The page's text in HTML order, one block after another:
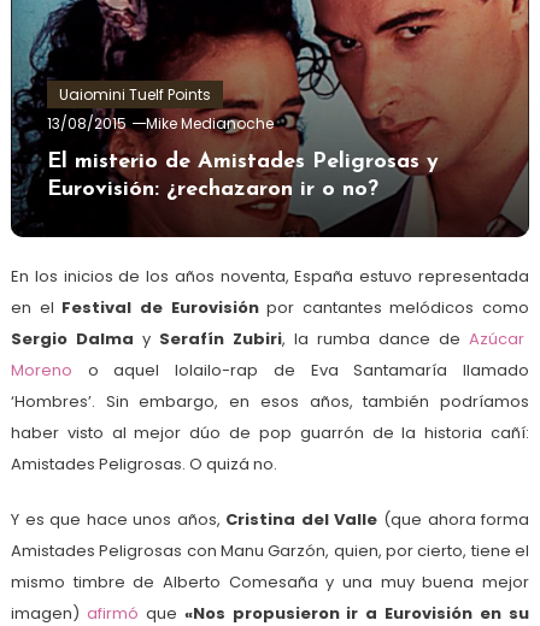
Uaiomini Tuelf Points
13/08/2015
Mike Medianoche
El misterio de Amistades Peligrosas y
Eurovisión: ¿rechazaron ir o no?
En los inicios de los años noventa, España estuvo representada
en el Festival de Eurovisiónpor cantantes melódicos como
Sergio Dalma y Serafín Zubiri, la rumba dance deAzúcar
Moreno o aquel lolailo-rap de Eva Santamaría llamado
‘Hombres’. Sin embargo, en esos años, también podríamos
haber visto al mejor dúo de pop guarrón de la historia cañí:
Amistades Peligrosas. O quizá no.
Y es que hace unos años, Cristina del Valle (que ahora forma
Amistades Peligrosas con Manu Garzón, quien, por cierto, tiene el
mismo timbre de Alberto Comesaña y una muy buena mejor
imagen) afirmó que «Nos propusieron ir a Eurovisión en su